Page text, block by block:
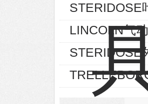
STERIDOSE
LINCOLN气
STERIDOSE